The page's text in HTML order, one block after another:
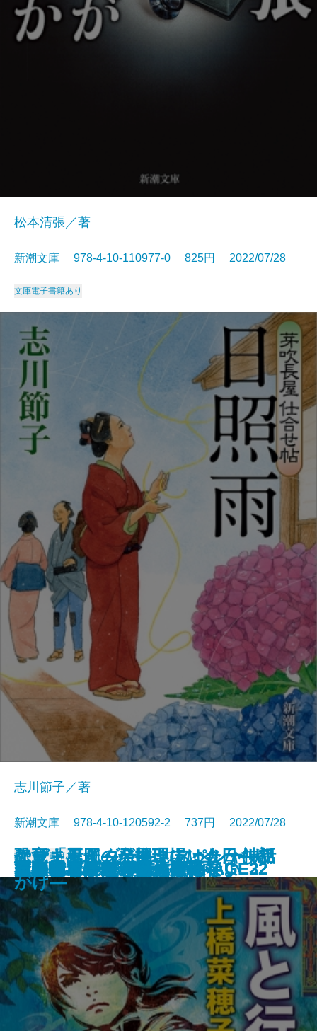
アウトサイダー―クトゥルー神話
傑作選―
ギャンブラーが多すぎる
ケーキ王子の名推理(スペシャリ
テ)6
金春屋ゴメス 芥子の花
ロシアよ、我が名を記憶せよ
いまは、空しか見えない
すべて忘れてしまうから
文豪ナビ 松本清張
なぜ「星図」が開いていたか―初
期ミステリ傑作集―
松本清張／著
新潮文庫 978-4-10-110977-0 825円 2022/07/28
文庫電子書籍あり
芽吹長屋仕合せ帖 日照雨
志川節子／著
新潮文庫 978-4-10-120592-2 737円 2022/07/28
文庫電子書籍あり
風と行く者―守り人外伝―
君がいないと小説は書けない
下駄の上の卵
次の電車が来るまえに
金春屋ゴメス
チュベローズで待ってる AGE22
チュベローズで待ってる AGE32
恐竜まみれ―発掘現場は今日も命
がけ―
昆虫学者はやめられない
石川啄木